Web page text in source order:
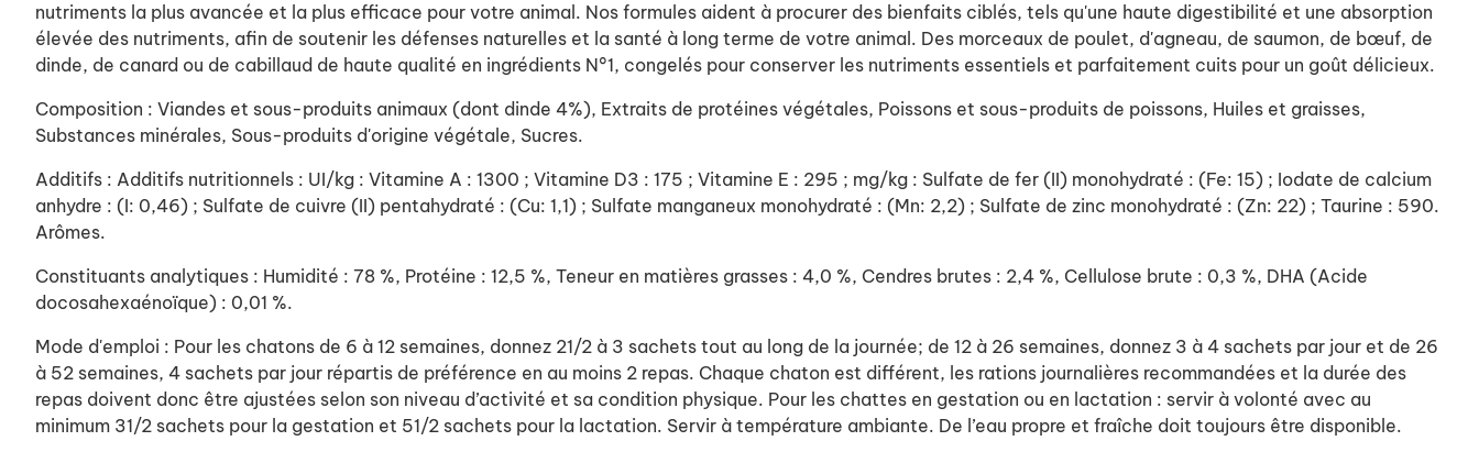
nutriments la plus avancée et la plus efficace pour votre animal. Nos formules aident à procurer des bienfaits ciblés, tels qu'une haute digestibilité et une absorption
élevée des nutriments, afin de soutenir les défenses naturelles et la santé à long terme de votre animal. Des morceaux de poulet, d'agneau, de saumon, de bœuf, de
dinde, de canard ou de cabillaud de haute qualité en ingrédients N°1, congelés pour conserver les nutriments essentiels et parfaitement cuits pour un goût délicieux.
Composition : Viandes et sous-produits animaux (dont dinde 4%), Extraits de protéines végétales, Poissons et sous-produits de poissons, Huiles et graisses,
Substances minérales, Sous-produits d'origine végétale, Sucres.
Additifs : Additifs nutritionnels : UI/kg : Vitamine A : 1300 ; Vitamine D3 : 175 ; Vitamine E : 295 ; mg/kg : Sulfate de fer (II) monohydraté : (Fe: 15) ; Iodate de calcium
anhydre : (I: 0,46) ; Sulfate de cuivre (II) pentahydraté : (Cu: 1,1) ; Sulfate manganeux monohydraté : (Mn: 2,2) ; Sulfate de zinc monohydraté : (Zn: 22) ; Taurine : 590.
Arômes.
Constituants analytiques : Humidité : 78 %, Protéine : 12,5 %, Teneur en matières grasses : 4,0 %, Cendres brutes : 2,4 %, Cellulose brute : 0,3 %, DHA (Acide
docosahexaénoïque) : 0,01 %.
Mode d'emploi : Pour les chatons de 6 à 12 semaines, donnez 21/2 à 3 sachets tout au long de la journée; de 12 à 26 semaines, donnez 3 à 4 sachets par jour et de 26
à 52 semaines, 4 sachets par jour répartis de préférence en au moins 2 repas. Chaque chaton est différent, les rations journalières recommandées et la durée des
repas doivent donc être ajustées selon son niveau d’activité et sa condition physique. Pour les chattes en gestation ou en lactation : servir à volonté avec au
minimum 31/2 sachets pour la gestation et 51/2 sachets pour la lactation. Servir à température ambiante. De l’eau propre et fraîche doit toujours être disponible.